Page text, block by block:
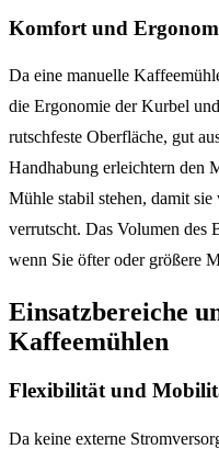
Komfort und
Da eine manuelle
die Ergonomie der Kurbel
rutschfeste Oberfläche, gut
Handhabung erleichtern den
Mühle stabil stehen, damit
verrutscht. Das Volumen des
wenn Sie öfter oder größere
Einsatzbereiche
Kaffeemühlen
Flexibilität und
Da keine externe